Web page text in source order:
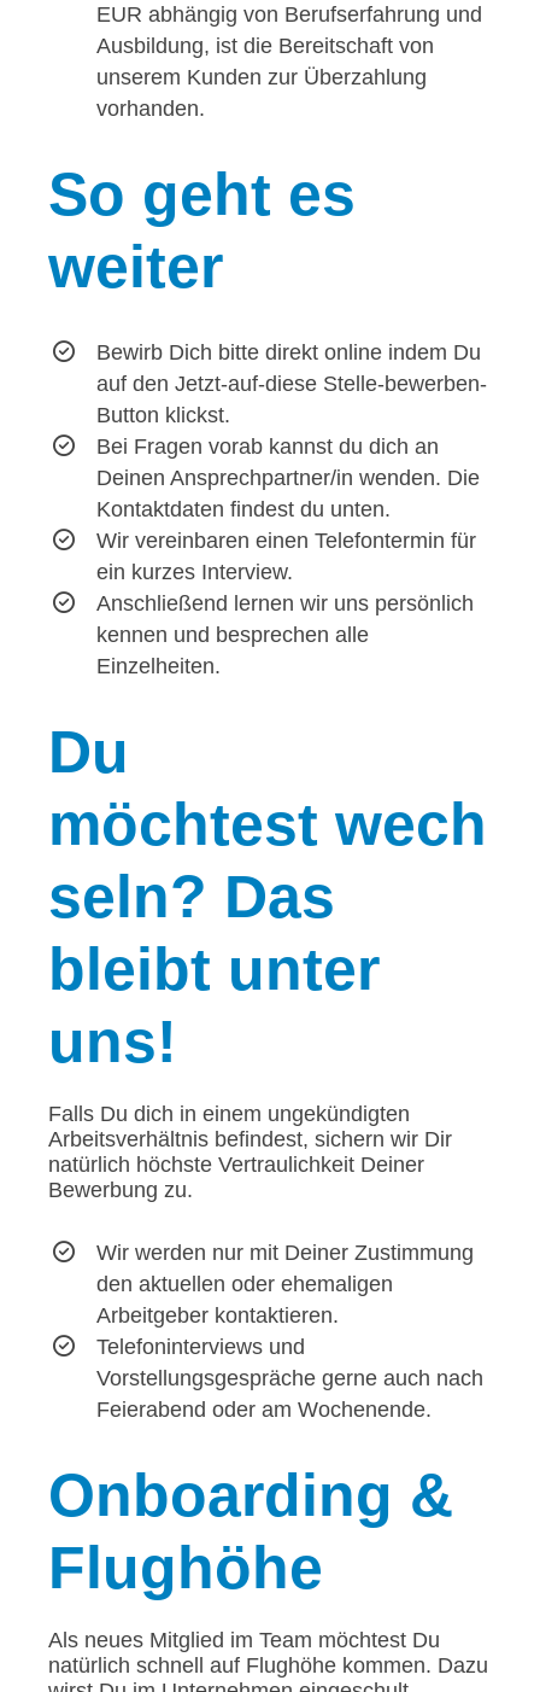
EUR abhängig von Berufserfahrung und
Ausbildung, ist die Bereitschaft von
unserem Kunden zur Überzahlung
vorhanden.
So geht es
weiter
Bewirb Dich bitte direkt online indem Du
auf den Jetzt-auf-diese Stelle-bewerben-
Button klickst.
Bei Fragen vorab kannst du dich an
Deinen Ansprechpartner/in wenden. Die
Kontaktdaten findest du unten.
Wir vereinbaren einen Telefontermin für
ein kurzes Interview.
Anschließend lernen wir uns persönlich
kennen und besprechen alle
Einzelheiten.
Du
möchtest wech
seln? Das
bleibt unter
uns!
Falls Du dich in einem ungekündigten
Arbeitsverhältnis befindest, sichern wir Dir
natürlich höchste Vertraulichkeit Deiner
Bewerbung zu.
Wir werden nur mit Deiner Zustimmung
den aktuellen oder ehemaligen
Arbeitgeber kontaktieren.
Telefoninterviews und
Vorstellungsgespräche gerne auch nach
Feierabend oder am Wochenende.
Onboarding &
Flughöhe
Als neues Mitglied im Team möchtest Du
natürlich schnell auf Flughöhe kommen. Dazu